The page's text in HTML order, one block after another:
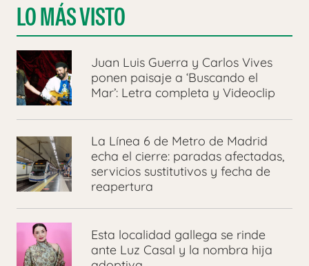
LO MÁS VISTO
Juan Luis Guerra y Carlos Vives
ponen paisaje a ‘Buscando el
Mar’: Letra completa y Videoclip
La Línea 6 de Metro de Madrid
echa el cierre: paradas afectadas,
servicios sustitutivos y fecha de
reapertura
Esta localidad gallega se rinde
ante Luz Casal y la nombra hija